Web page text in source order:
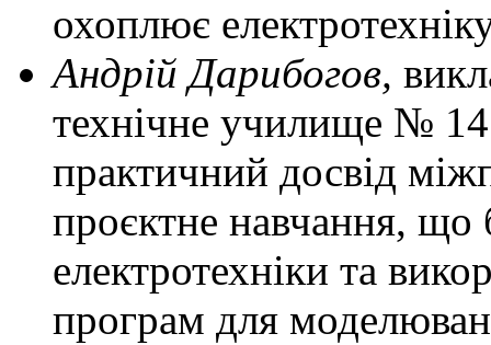
охоплює
Андрій Дарибогов,
технічне училище №
практичний досвід
проєктне навчання, що
електротехніки та
програм для